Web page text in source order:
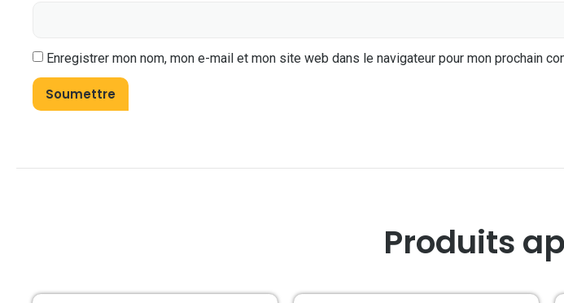
Enregistrer mon nom, mon e-mail et mon site web dans le navigateur pour mon prochain
Produits